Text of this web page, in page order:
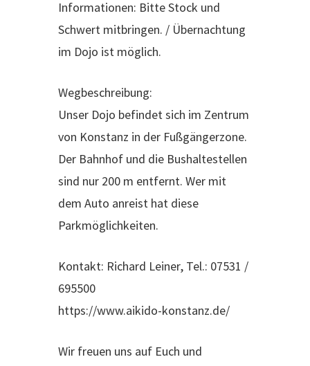
Informationen: Bitte Stock und
Schwert mitbringen. / Übernachtung
im Dojo ist möglich.
Wegbeschreibung:
Unser Dojo befindet sich im Zentrum
von Konstanz in der Fußgängerzone.
Der Bahnhof und die Bushaltestellen
sind nur 200 m entfernt. Wer mit
dem Auto anreist hat diese
Parkmöglichkeiten.
Kontakt: Richard Leiner, Tel.: 07531 /
695500
https://www.aikido-konstanz.de/
Wir freuen uns auf Euch und